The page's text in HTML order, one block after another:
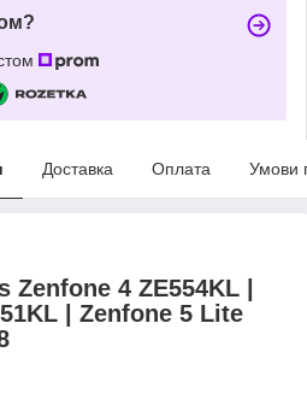
Доставка Оплата Умови
4 ZE554KL |
| Zenfone 5 Lite